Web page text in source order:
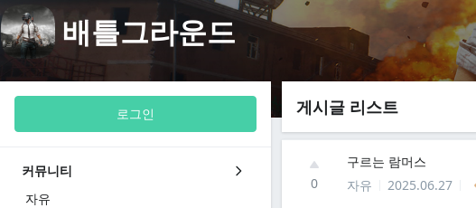
배틀그라운드
로그인
커뮤니티
자유
게시글 리스트
0
구르는 람머스
자유
2025.06.27